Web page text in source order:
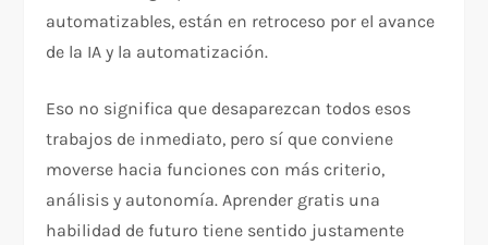
automatizables, están en retroceso por el avance
de la IA y la automatización.​
Eso no significa que desaparezcan todos esos
trabajos de inmediato, pero sí que conviene
moverse hacia funciones con más criterio,
análisis y autonomía. Aprender gratis una
habilidad de futuro tiene sentido justamente